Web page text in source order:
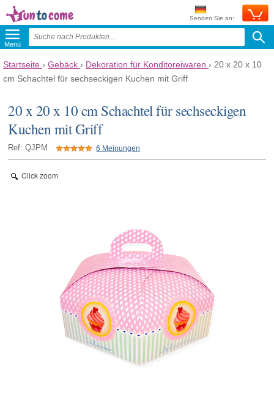
Senden Sie an:
Menü
Startseite › Gebäck › Dekoration für Konditoreiwaren › 20 x 20 x 10
cm Schachtel für sechseckigen Kuchen mit Griff
20 x 20 x 10 cm Schachtel für sechseckigen
Kuchen mit Griff
Ref: QJPM 6 Meinungen
Click zoom